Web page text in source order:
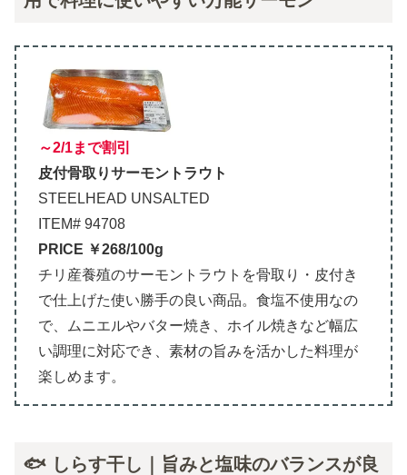
～2/1まで割引
皮付骨取りサーモントラウト
STEELHEAD UNSALTED
ITEM# 94708
PRICE ￥268/100g
チリ産養殖のサーモントラウトを骨取り・皮付き
で仕上げた使い勝手の良い商品。食塩不使用なの
で、ムニエルやバター焼き、ホイル焼きなど幅広
い調理に対応でき、素材の旨みを活かした料理が
楽しめます。
🐟 しらす干し｜旨みと塩味のバランスが良